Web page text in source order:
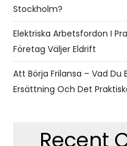
Stockholm?
Elektriska Arbetsfordon I
Företag Väljer Eldrift
Att Börja Frilansa – Vad
Ersättning Och Det
Recent